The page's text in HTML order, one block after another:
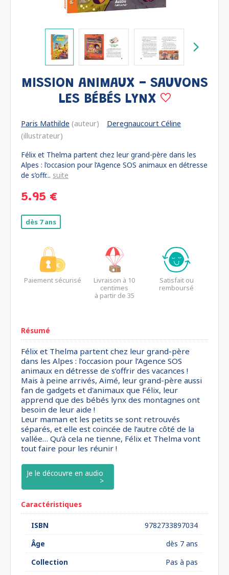
MISSION ANIMAUX - SAUVONS
LES BÉBÉS LYNX
Paris Mathilde (auteur)
Deregnaucourt Céline
(illustrateur)
Félix et Thelma partent chez leur grand-père dans les
Alpes : l’occasion pour l’Agence SOS animaux en détresse
de s’offr... suite
5.95 €
dès 7 ans
Paiement sécurisé
Livraison à 10
centimes
à partir de 35
Satisfait ou
remboursé
Résumé
Félix et Thelma partent chez leur grand-père
dans les Alpes : l’occasion pour l’Agence SOS
animaux en détresse de s’offrir des vacances !
Mais à peine arrivés, Aimé, leur grand-père aussi
fan de gadgets et d'animaux que Félix, leur
apprend que des bébés lynx des montagnes ont
besoin de leur aide !
Leur maman et les petits se sont retrouvés
séparés, et elle est coincée de l’autre côté de la
vallée… Qu’à cela ne tienne, Félix et Thelma vont
tout faire pour les réunir !
Je le découvre en audio
Caractéristiques
ISBN
9782733897034
Âge
dès 7 ans
Collection
Pas à pas